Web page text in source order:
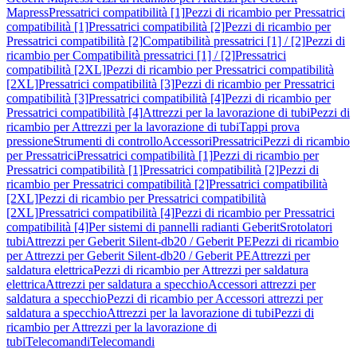
MapressPressatrici compatibilità [1]Pezzi di ricambio per Pressatrici
compatibilità [1]Pressatrici compatibilità [2]Pezzi di ricambio per
Pressatrici compatibilità [2]Compatibilità pressatrici [1] / [2]Pezzi di
ricambio per Compatibilità pressatrici [1] / [2]Pressatrici
compatibilità [2XL]Pezzi di ricambio per Pressatrici compatibilità
[2XL]Pressatrici compatibilità [3]Pezzi di ricambio per Pressatrici
compatibilità [3]Pressatrici compatibilità [4]Pezzi di ricambio per
Pressatrici compatibilità [4]Attrezzi per la lavorazione di tubiPezzi di
ricambio per Attrezzi per la lavorazione di tubiTappi prova
pressioneStrumenti di controlloAccessoriPressatriciPezzi di ricambio
per PressatriciPressatrici compatibilità [1]Pezzi di ricambio per
Pressatrici compatibilità [1]Pressatrici compatibilità [2]Pezzi di
ricambio per Pressatrici compatibilità [2]Pressatrici compatibilità
[2XL]Pezzi di ricambio per Pressatrici compatibilità
[2XL]Pressatrici compatibilità [4]Pezzi di ricambio per Pressatrici
compatibilità [4]Per sistemi di pannelli radianti GeberitSrotolatori
tubiAttrezzi per Geberit Silent-db20 / Geberit PEPezzi di ricambio
per Attrezzi per Geberit Silent-db20 / Geberit PEAttrezzi per
saldatura elettricaPezzi di ricambio per Attrezzi per saldatura
elettricaAttrezzi per saldatura a specchioAccessori attrezzi per
saldatura a specchioPezzi di ricambio per Accessori attrezzi per
saldatura a specchioAttrezzi per la lavorazione di tubiPezzi di
ricambio per Attrezzi per la lavorazione di
tubiTelecomandiTelecomandi